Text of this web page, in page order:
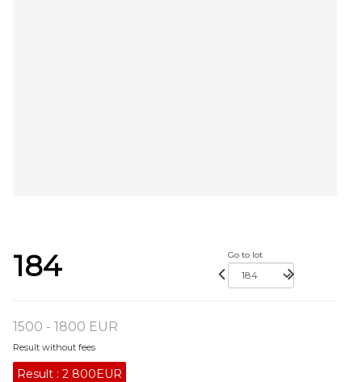
184 Go to lot
1500 - 1800 EUR
Result without fees
Result : 2 800EUR